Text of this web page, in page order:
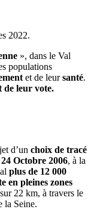
2022.
», dans le Val
populations
et de leursanté.
de leur vote.
d’un choix de tracé
24 Octobre 2006, à la
plus de 12 000
en pleines zones
22 km, à travers le
la Seine.